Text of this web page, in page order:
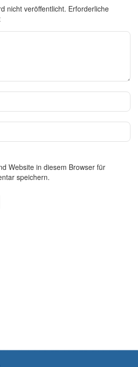
nicht veröffentlicht. Erforderliche
Website in diesem Browser für
speichern.